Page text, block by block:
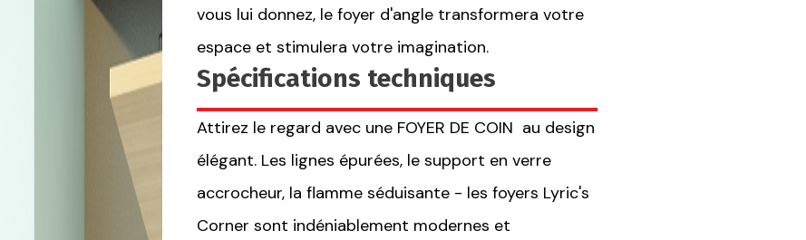
vous lui donnez, le foyer d'angle transformera votre
espace et stimulera votre imagination.
Spécifications techniques
Attirez le regard avec une FOYER DE COIN au design
élégant. Les lignes épurées, le support en verre
accrocheur, la flamme séduisante - les foyers Lyric's
Corner sont indéniablement modernes et